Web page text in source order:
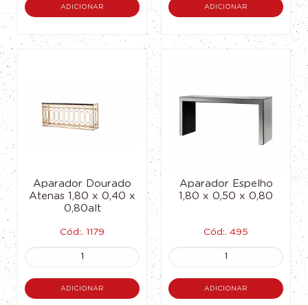
ADICIONAR ADICIONAR
Aparador Dourado
Atenas 1,80 x 0,40 x
0,80alt
Cód:. 1179
ADICIONAR
Aparador Espelho
1,80 x 0,50 x 0,80
Cód:. 495
ADICIONAR